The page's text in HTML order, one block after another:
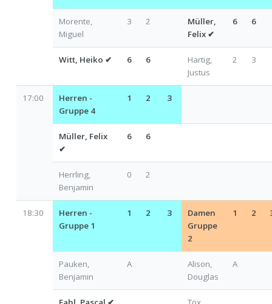
Morente,
Miguel
3 2
Müller,
Felix ✔
6 6
Witt, Heiko ✔ 6 6
Hartig,
Justus
2 3
17:00
Herren -
Gruppe 4
1 2 3
Müller, Felix
✔
6 6
Herrling,
Benjamin
0 2
18:30
Herren -
Gruppe 1
1 2 3
Damen
Gruppe
2
1 2
Pauken,
Benjamin
A
Alison,
Douglas
A